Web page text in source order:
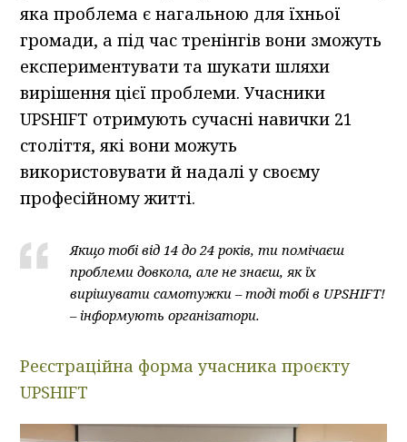
яка проблема є нагальною для їхньої
громади, а під час тренінгів вони зможуть
експериментувати та шукати шляхи
вирішення цієї проблеми. Учасники
UPSHIFT отримують сучасні навички 21
століття, які вони можуть
використовувати й надалі у своєму
професійному житті.
Якщо тобі від 14 до 24 років, ти помічаєш
проблеми довкола, але не знаєш, як їх
вирішувати самотужки – тоді тобі в UPSHIFT!
– інформують організатори.
Реєстраційна форма учасника проєкту
UPSHIFT